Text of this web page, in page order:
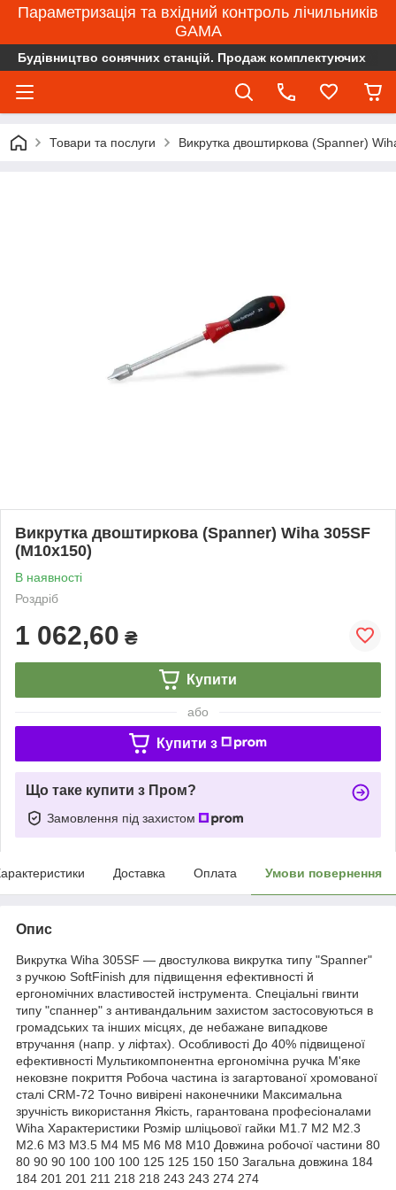
Параметризація та вхідний контроль лічильників
GAMA
Будівництво сонячних станцій. Продаж комплектуючих
Товари та послуги Викрутка двоштиркова (Spanner)
Викрутка двоштиркова (Spanner) Wiha 305SF
(M10x150)
В наявності
Роздріб
1 062,60 ₴
Купити
або
Купити з
Що таке купити з Пром?
Замовлення під захистом
Доставка Оплата Умови повернення
Опис
Викрутка Wiha 305SF — двостулкова викрутка типу "Spanner"
з ручкою SoftFinish для підвищення ефективності й
ергономічних властивостей інструмента. Спеціальні гвинти
типу "спаннер" з антивандальним захистом застосовуються в
громадських та інших місцях, де небажане випадкове
втручання (напр. у ліфтах). Особливості До 40% підвищеної
ефективності Мультикомпонентна ергономічна ручка М'яке
нековзне покриття Робоча частина із загартованої хромованої
сталі CRM-72 Точно вивірені наконечники Максимальна
зручність використання Якість, гарантована професіоналами
Wiha Характеристики Розмір шліцьової гайки M1.7 M2 M2.3
M2.6 M3 M3.5 M4 M5 M6 M8 M10 Довжина робочої частини 80
80 90 90 100 100 100 125 125 150 150 Загальна довжина 184
184 201 201 211 218 218 243 243 274 274